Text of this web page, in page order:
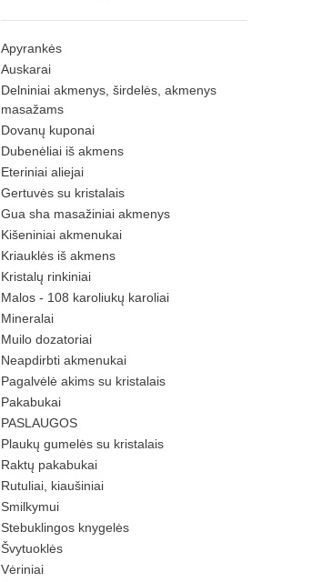
Apyrankės
Auskarai
Delniniai akmenys, širdelės, akmenys
masažams
Dovanų kuponai
Dubenėliai iš akmens
Eteriniai aliejai
Gertuvės su kristalais
Gua sha masažiniai akmenys
Kišeniniai akmenukai
Kriauklės iš akmens
Kristalų rinkiniai
Malos - 108 karoliukų karoliai
Mineralai
Muilo dozatoriai
Neapdirbti akmenukai
Pagalvėlė akims su kristalais
Pakabukai
PASLAUGOS
Plaukų gumelės su kristalais
Raktų pakabukai
Rutuliai, kiaušiniai
Smilkymui
Stebuklingos knygelės
Švytuoklės
Vėriniai